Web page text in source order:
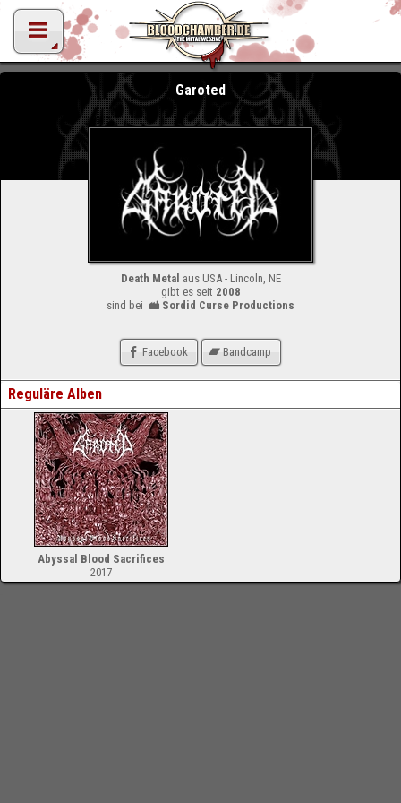
Garoted
Death Metal aus USA - Lincoln, NE
gibt es seit 2008
sind bei
Sordid Curse Productions
Facebook Bandcamp
Reguläre Alben
Abyssal Blood Sacrifices
2017